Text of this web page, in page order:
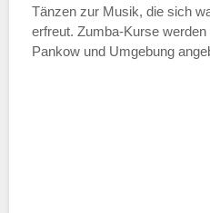
Tänzen zur Musik, die sich
erfreut. Zumba-Kurse
Pankow und Umgebung